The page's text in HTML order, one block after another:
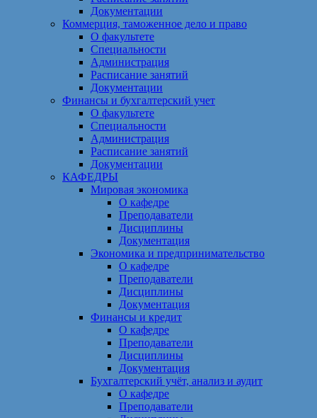
Документации
Коммерция, таможенное дело и право
О факультете
Специальности
Администрация
Расписание занятий
Документации
Финансы и бухгалтерский учет
О факультете
Специальности
Администрация
Расписание занятий
Документации
КАФЕДРЫ
Мировая экономика
О кафедре
Преподаватели
Дисциплины
Документация
Экономика и предпринимательство
О кафедре
Преподаватели
Дисциплины
Документация
Финансы и кредит
О кафедре
Преподаватели
Дисциплины
Документация
Бухгалтерский учёт, анализ и аудит
О кафедре
Преподаватели